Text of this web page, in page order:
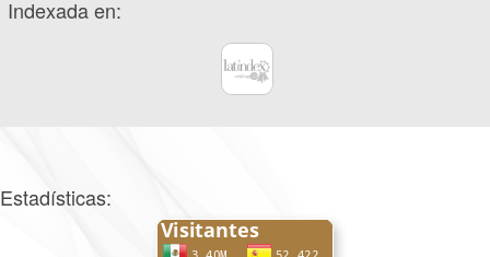
Indexada en:
Estadísticas: